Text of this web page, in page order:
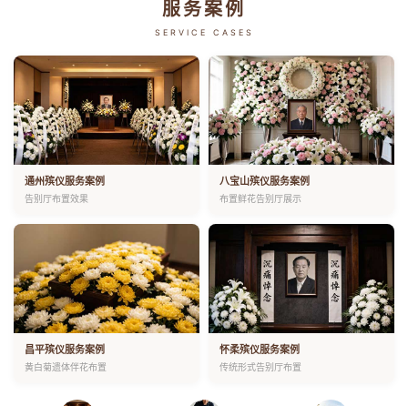
服务案例
SERVICE CASES
通州殡仪服务案例
告别厅布置效果
八宝山殡仪服务案例
布置鲜花告别厅展示
昌平殡仪服务案例
黄白菊遗体伴花布置
怀柔殡仪服务案例
传统形式告别厅布置